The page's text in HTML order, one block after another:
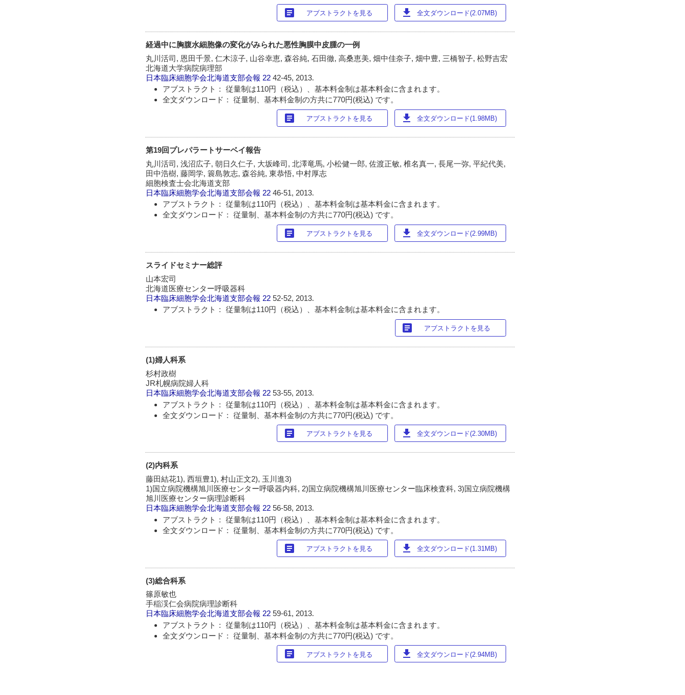
article アブストラクトを見る download 全文ダウンロード(2.07MB)
経過中に胸腹水細胞像の変化がみられた悪性胸膜中皮腫の一例
丸川活司, 恩田千景, 仁木涼子, 山谷幸恵, 森谷純, 石田徹, 高桑恵美, 畑中佳奈子, 畑中豊, 三橋智子, 松野吉宏
北海道大学病院病理部
日本臨床細胞学会北海道支部会報 2242-45, 2013.
アブストラクト： 従量制は110円（税込）、基本料金制は基本料金に含まれます。
全文ダウンロード： 従量制、基本料金制の方共に770円(税込) です。
article アブストラクトを見る download 全文ダウンロード(1.98MB)
第19回プレパラートサーベイ報告
丸川活司, 浅沼広子, 朝日久仁子, 大坂峰司, 北澤竜馬, 小松健一郎, 佐渡正敏, 椎名真一, 長尾一弥, 平紀代美,
田中浩樹, 藤岡学, 簑島敦志, 森谷純, 東恭悟, 中村厚志
細胞検査士会北海道支部
日本臨床細胞学会北海道支部会報 2246-51, 2013.
アブストラクト： 従量制は110円（税込）、基本料金制は基本料金に含まれます。
全文ダウンロード： 従量制、基本料金制の方共に770円(税込) です。
article アブストラクトを見る download 全文ダウンロード(2.99MB)
スライドセミナー総評
山本宏司
北海道医療センター呼吸器科
日本臨床細胞学会北海道支部会報 2252-52, 2013.
アブストラクト： 従量制は110円（税込）、基本料金制は基本料金に含まれます。
article アブストラクトを見る
(1)婦人科系
杉村政樹
JR札幌病院婦人科
日本臨床細胞学会北海道支部会報 2253-55, 2013.
アブストラクト： 従量制は110円（税込）、基本料金制は基本料金に含まれます。
全文ダウンロード： 従量制、基本料金制の方共に770円(税込) です。
article アブストラクトを見る download 全文ダウンロード(2.30MB)
(2)内科系
藤田結花1), 西垣豊1), 村山正文2), 玉川進3)
1)国立病院機構旭川医療センター呼吸器内科, 2)国立病院機構旭川医療センター臨床検査科, 3)国立病院機構
旭川医療センター病理診断科
日本臨床細胞学会北海道支部会報 2256-58, 2013.
アブストラクト： 従量制は110円（税込）、基本料金制は基本料金に含まれます。
全文ダウンロード： 従量制、基本料金制の方共に770円(税込) です。
article アブストラクトを見る download 全文ダウンロード(1.31MB)
(3)総合科系
篠原敏也
手稲渓仁会病院病理診断科
日本臨床細胞学会北海道支部会報 2259-61, 2013.
アブストラクト： 従量制は110円（税込）、基本料金制は基本料金に含まれます。
全文ダウンロード： 従量制、基本料金制の方共に770円(税込) です。
article アブストラクトを見る download 全文ダウンロード(2.94MB)